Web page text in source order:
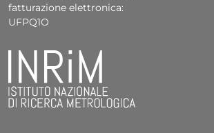
fatturazione elettronica:
UFPQ1O